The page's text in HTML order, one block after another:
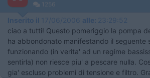
1256
Inserito il 17/06/2006 alle: 23:29:52
ciao a tutti! Questo pomeriggio la pompa
ha abbondonato manifestando il seguente
funzionando (in verita' ad un regime
sentirla) non riesce piu' a pescare nulla.
gia' escluso problemi di tensione e filtro.